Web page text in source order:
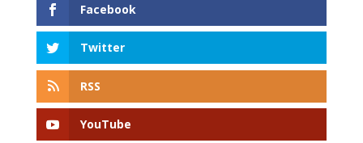
Facebook
Twitter
RSS
YouTube